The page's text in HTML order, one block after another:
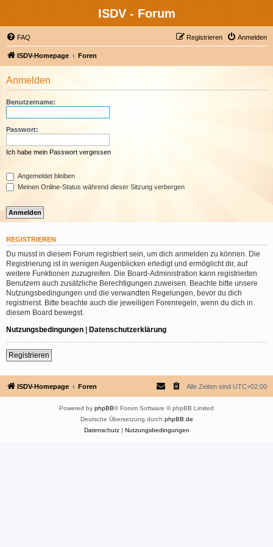
ISDV - Forum
FAQ Anmelden
Registrieren
ISDV-Homepage Foren
Anmelden
Benutzername:
Passwort:
Ich habe mein Passwort vergessen
Angemeldet bleiben
Meinen Online-Status während dieser Sitzung verbergen
REGISTRIEREN
Du musst in diesem Forum registriert sein, um dich anmelden zu können. Die
Registrierung ist in wenigen Augenblicken erledigt und ermöglicht dir, auf
weitere Funktionen zuzugreifen. Die Board-Administration kann registrierten
Benutzern auch zusätzliche Berechtigungen zuweisen. Beachte bitte unsere
Nutzungsbedingungen und die verwandten Regelungen, bevor du dich
registrierst. Bitte beachte auch die jeweiligen Forenregeln, wenn du dich in
diesem Board bewegst.
Nutzungsbedingungen | Datenschutzerklärung
Registrieren
ISDV-Homepage Foren Alle Zeiten sind UTC+02:00
Powered by phpBB® Forum Software © phpBB Limited
Deutsche Übersetzung durch phpBB.de
Datenschutz| Nutzungsbedingungen